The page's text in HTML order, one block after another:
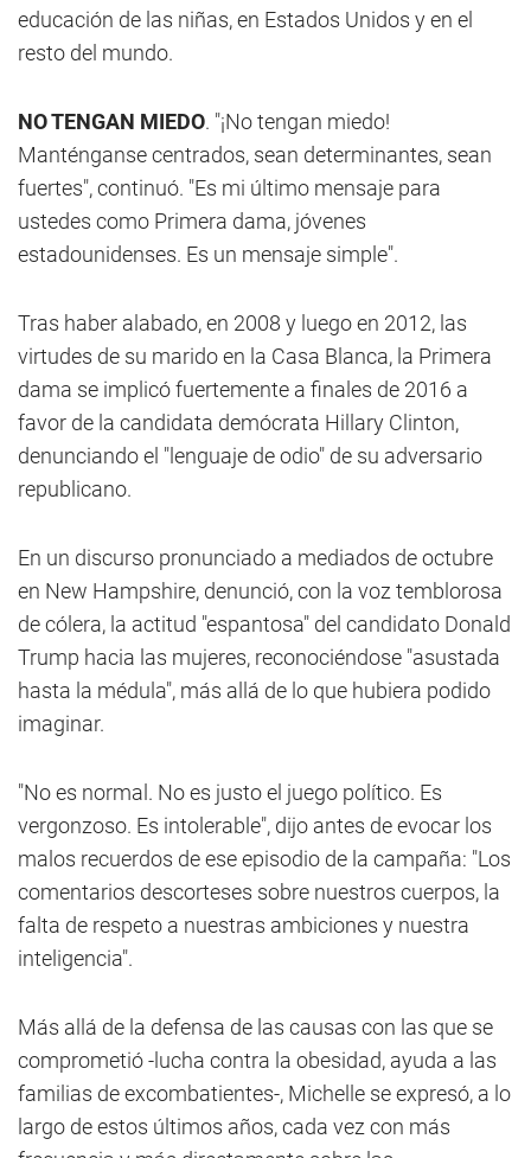
educación de las niñas, en Estados Unidos y en el
resto del mundo.
NO TENGAN MIEDO. "¡No tengan miedo!
Manténganse centrados, sean determinantes, sean
fuertes", continuó. "Es mi último mensaje para
ustedes como Primera dama, jóvenes
estadounidenses. Es un mensaje simple".
Tras haber alabado, en 2008 y luego en 2012, las
virtudes de su marido en la Casa Blanca, la Primera
dama se implicó fuertemente a finales de 2016 a
favor de la candidata demócrata Hillary Clinton,
denunciando el "lenguaje de odio" de su adversario
republicano.
En un discurso pronunciado a mediados de octubre
en New Hampshire, denunció, con la voz temblorosa
de cólera, la actitud "espantosa" del candidato Donald
Trump hacia las mujeres, reconociéndose "asustada
hasta la médula", más allá de lo que hubiera podido
imaginar.
"No es normal. No es justo el juego político. Es
vergonzoso. Es intolerable", dijo antes de evocar los
malos recuerdos de ese episodio de la campaña: "Los
comentarios descorteses sobre nuestros cuerpos, la
falta de respeto a nuestras ambiciones y nuestra
inteligencia".
Más allá de la defensa de las causas con las que se
comprometió -lucha contra la obesidad, ayuda a las
familias de excombatientes-, Michelle se expresó, a lo
largo de estos últimos años, cada vez con más